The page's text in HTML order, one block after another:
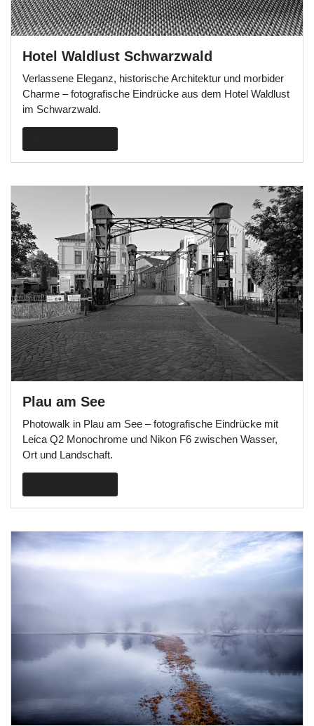
Hotel Waldlust Schwarzwald
Verlassene Eleganz, historische Architektur und morbider
Charme – fotografische Eindrücke aus dem Hotel Waldlust
im Schwarzwald.
Plau am See
Photowalk in Plau am See – fotografische Eindrücke mit
Leica Q2 Monochrome und Nikon F6 zwischen Wasser,
Ort und Landschaft.